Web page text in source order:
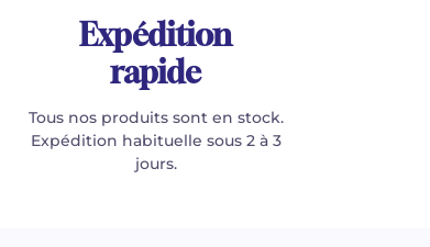
Expédition
rapide
Tous nos produits sont en stock.
Expédition habituelle sous 2 à 3
jours.